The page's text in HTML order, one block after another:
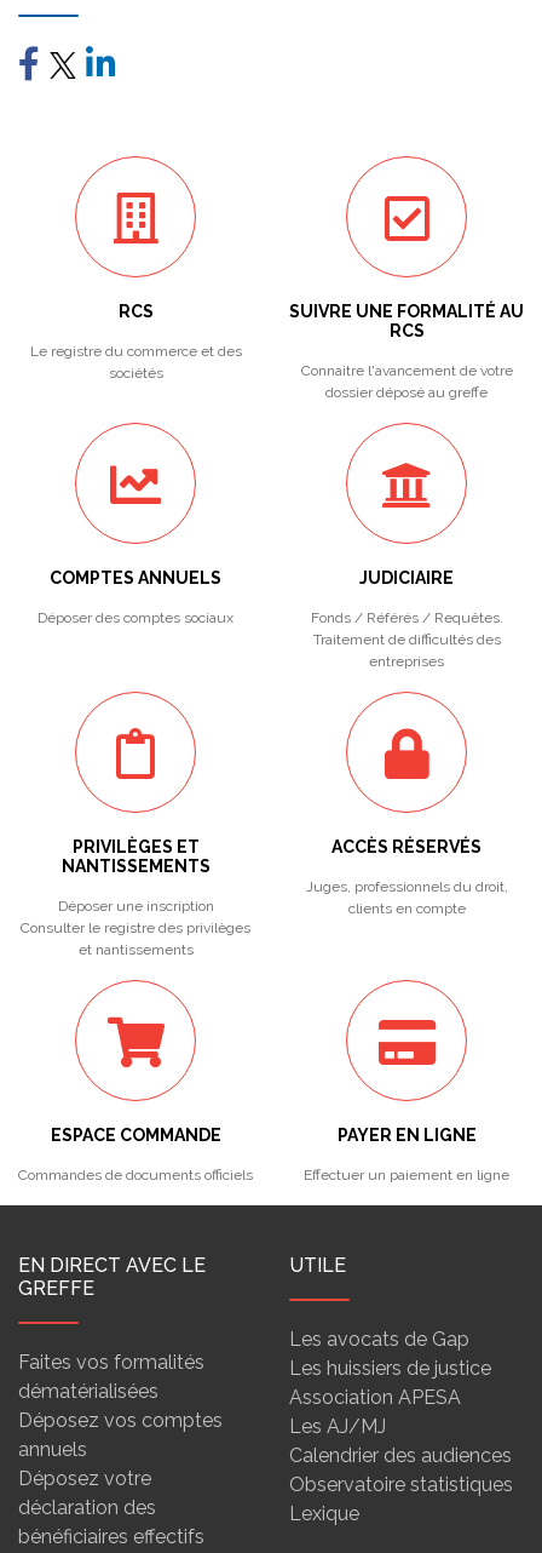
RCS
Le registre du commerce et des
sociétés
SUIVRE UNE FORMALITÉ AU
RCS
Connaitre l'avancement de votre
dossier déposé au greffe
COMPTES ANNUELS
Déposer des comptes sociaux
JUDICIAIRE
Fonds / Référés / Requêtes.
Traitement de difficultés des
entreprises
PRIVILÈGES ET
NANTISSEMENTS
Déposer une inscription
Consulter le registre des privilèges
et nantissements
ACCÈS RÉSERVÉS
Juges, professionnels du droit,
clients en compte
ESPACE COMMANDE
Commandes de documents officiels
PAYER EN LIGNE
Effectuer un paiement en ligne
EN DIRECT AVEC LE
GREFFE
Faites vos formalités
dématérialisées
Déposez vos comptes
annuels
Déposez votre
déclaration des
bénéficiaires effectifs
UTILE
Les avocats de Gap
Les huissiers de justice
Association APESA
Les AJ/MJ
Calendrier des audiences
Observatoire statistiques
Lexique